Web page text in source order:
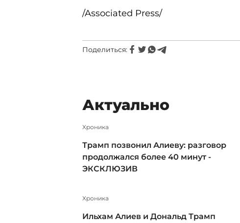
/Associated Press/
Поделиться:
Актуально
Xроника
Трамп позвонил Алиеву: разговор
продолжался более 40 минут -
ЭКСКЛЮЗИВ
Xроника
Ильхам Алиев и Дональд Трамп